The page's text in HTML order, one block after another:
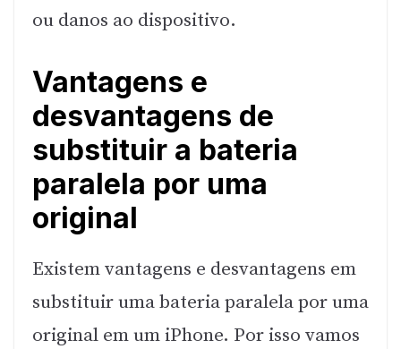
ou danos ao dispositivo.
Vantagens e
desvantagens de
substituir a bateria
paralela por uma
original
Existem vantagens e desvantagens em
substituir uma bateria paralela por uma
original em um iPhone. Por isso vamos